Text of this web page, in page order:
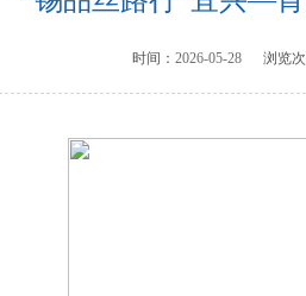
时间： 2026-05-28 浏览次